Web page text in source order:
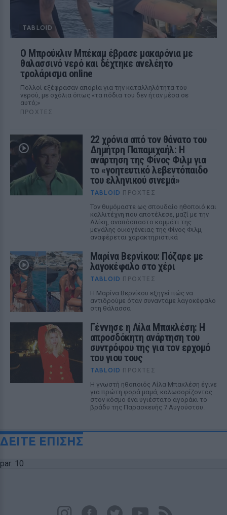
TABLOID
Ο Μπρούκλιν Μπέκαμ έβρασε μακαρόνια με
θαλασσινό νερό και δέχτηκε ανελέητο
τρολάρισμα online
Πολλοί εξέφρασαν απορία για την καταλληλότητα του
νερού, με σχόλια όπως «τα πόδια του δεν ήταν μέσα σε
αυτό;»
ΠΡΟΧΤΈΣ
22 χρόνια από τον θάνατο του
Δημήτρη Παπαμιχαήλ: Η
ανάρτηση της Φίνος Φιλμ για
το «γοητευτικό λεβεντόπαιδο
του ελληνικού σινεμά»
TABLOID ΠΡΟΧΤΈΣ
Τον θυμόμαστε ως σπουδαίο ηθοποιό και
καλλιτέχνη που αποτέλεσε, μαζί με την
Αλίκη, αναπόσπαστο κομμάτι της
μεγάλης οικογένειας της Φίνος Φιλμ,
αναφέρεται χαρακτηριστικά
Μαρίνα Βερνίκου: Πόζαρε με
λαγοκέφαλο στο χέρι
TABLOID ΠΡΟΧΤΈΣ
Η Μαρίνα Βερνίκου εξηγεί πώς να
αντιδρούμε όταν συναντάμε λαγοκέφαλο
στη θάλασσα
Γέννησε η Λίλα Μπακλέση: Η
απροσδόκητη ανάρτηση του
συντρόφου της για τον ερχομό
του γιου τους
TABLOID ΠΡΟΧΤΈΣ
Η γνωστή ηθοποιός Λίλα Μπακλέση έγινε
για πρώτη φορά μαμά, καλωσορίζοντας
στον κόσμο ένα υγιέστατο αγοράκι το
βράδυ της Παρασκευής 7 Αυγούστου.
ΔΕΙΤΕ ΕΠΙΣΗΣ
par: 10